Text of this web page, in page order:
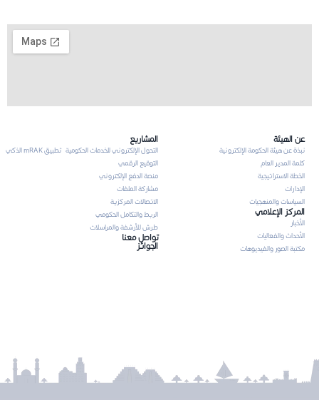
عن الهيئة
نبذة عن هيئة الحكومة الإلكترونية
كلمة المدير العام
الخطة الاستراتيجية
الإدارات
السياسات والمنهجيات
المركز الإعلامي
الأخبار
الأحداث والفعاليات
مكتبة الصور والفيديوهات
المشاريع
التحول الإلكتروني للخدمات الحكومية تطبيق mRAK الذكي
التوقيع الرقمي
منصة الدفع الإلكتروني
مشاركة الملفات
الاتصالات المركزية
الربط والتكامل الحكومي
طرش للأرشفة والمراسلات
تواصل معنا
الجوائز